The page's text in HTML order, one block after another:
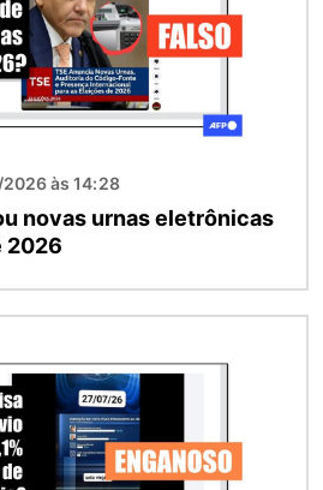
às 14:28
novas urnas eletrônicas
2026